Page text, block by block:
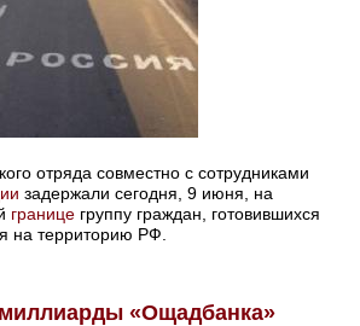
отряда совместно с сотрудниками
задержали сегодня, 9 июня, на
границе группу граждан, готовившихся
на территорию РФ.
«Ощадбанка»